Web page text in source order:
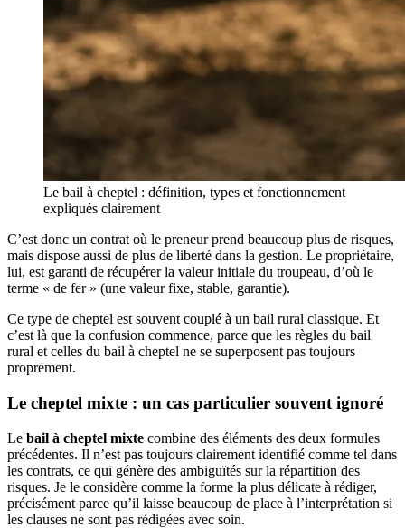
Le bail à cheptel : définition, types et fonctionnement
expliqués clairement
C’est donc un contrat où le preneur prend beaucoup plus de risques,
mais dispose aussi de plus de liberté dans la gestion. Le propriétaire,
lui, est garanti de récupérer la valeur initiale du troupeau, d’où le
terme « de fer » (une valeur fixe, stable, garantie).
Ce type de cheptel est souvent couplé à un bail rural classique. Et
c’est là que la confusion commence, parce que les règles du bail
rural et celles du bail à cheptel ne se superposent pas toujours
proprement.
Le cheptel mixte : un cas particulier souvent ignoré
Le bail à cheptel mixte combine des éléments des deux formules
précédentes. Il n’est pas toujours clairement identifié comme tel dans
les contrats, ce qui génère des ambiguïtés sur la répartition des
risques. Je le considère comme la forme la plus délicate à rédiger,
précisément parce qu’il laisse beaucoup de place à l’interprétation si
les clauses ne sont pas rédigées avec soin.